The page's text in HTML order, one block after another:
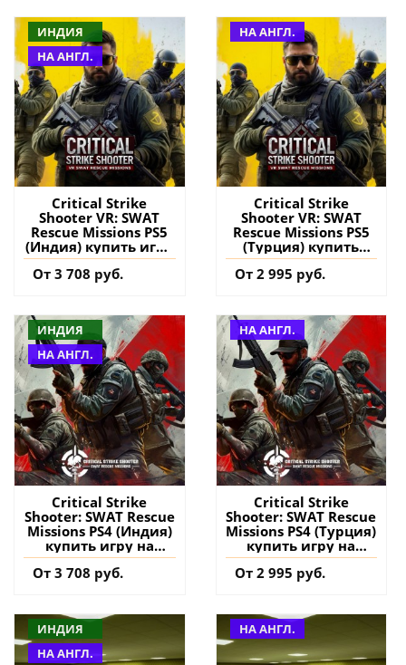
ИНДИЯ
НА АНГЛ.
Critical Strike
Shooter VR: SWAT
Rescue Missions PS5
(Индия) купить игру
на аккаунт
От 3 708 руб.
НА АНГЛ.
Critical Strike
Shooter VR: SWAT
Rescue Missions PS5
(Турция) купить
игру на аккаунт
От 2 995 руб.
ИНДИЯ
НА АНГЛ.
Critical Strike
Shooter: SWAT Rescue
Missions PS4 (Индия)
купить игру на
аккаунт
От 3 708 руб.
НА АНГЛ.
Critical Strike
Shooter: SWAT Rescue
Missions PS4 (Турция)
купить игру на
аккаунт
От 2 995 руб.
ИНДИЯ
НА АНГЛ.
НА АНГЛ.